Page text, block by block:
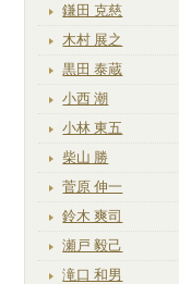
鎌田 克慈
木村 展之
黒田 泰蔵
小西 潮
小林 東五
柴山 勝
菅原 伸一
鈴木 爽司
瀬戸 毅己
滝口 和男